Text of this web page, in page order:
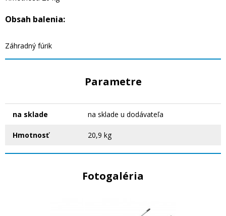
Obsah balenia:
Záhradný fúrik
Parametre
na sklade na sklade u dodávateľa
Hmotnosť 20,9 kg
Fotogaléria